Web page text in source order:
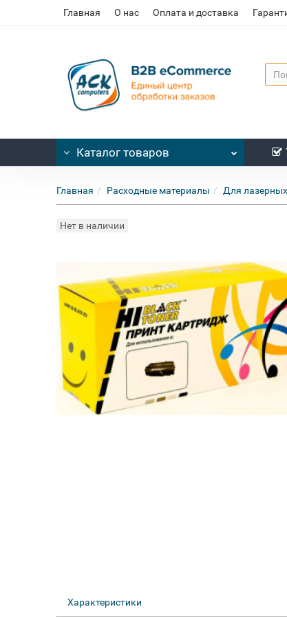
Главная О нас Оплата и доставка
Каталог товаров
Главная Расходные материалы Для
Нет в наличии
Характеристики